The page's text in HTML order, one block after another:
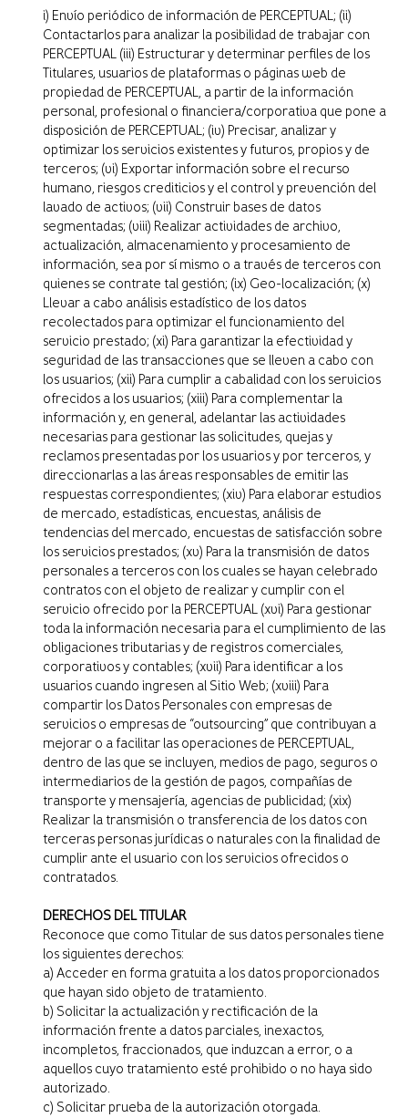
i) Envío periódico de información de PERCEPTUAL; (ii)
Contactarlos para analizar la posibilidad de trabajar con
PERCEPTUAL (iii) Estructurar y determinar perfiles de los
Titulares, usuarios de plataformas o páginas web de
propiedad de PERCEPTUAL, a partir de la información
personal, profesional o financiera/corporativa que pone a
disposición de PERCEPTUAL; (iv) Precisar, analizar y
optimizar los servicios existentes y futuros, propios y de
terceros; (vi) Exportar información sobre el recurso
humano, riesgos crediticios y el control y prevención del
lavado de activos; (vii) Construir bases de datos
segmentadas; (viii) Realizar actividades de archivo,
actualización, almacenamiento y procesamiento de
información, sea por sí mismo o a través de terceros con
quienes se contrate tal gestión; (ix) Geo-localización; (x)
Llevar a cabo análisis estadístico de los datos
recolectados para optimizar el funcionamiento del
servicio prestado; (xi) Para garantizar la efectividad y
seguridad de las transacciones que se lleven a cabo con
los usuarios; (xii) Para cumplir a cabalidad con los servicios
ofrecidos a los usuarios; (xiii) Para complementar la
información y, en general, adelantar las actividades
necesarias para gestionar las solicitudes, quejas y
reclamos presentadas por los usuarios y por terceros, y
direccionarlas a las áreas responsables de emitir las
respuestas correspondientes; (xiv) Para elaborar estudios
de mercado, estadísticas, encuestas, análisis de
tendencias del mercado, encuestas de satisfacción sobre
los servicios prestados; (xv) Para la transmisión de datos
personales a terceros con los cuales se hayan celebrado
contratos con el objeto de realizar y cumplir con el
servicio ofrecido por la PERCEPTUAL (xvi) Para gestionar
toda la información necesaria para el cumplimiento de las
obligaciones tributarias y de registros comerciales,
corporativos y contables; (xvii) Para identificar a los
usuarios cuando ingresen al Sitio Web; (xviii) Para
compartir los Datos Personales con empresas de
servicios o empresas de “outsourcing” que contribuyan a
mejorar o a facilitar las operaciones de PERCEPTUAL,
dentro de las que se incluyen, medios de pago, seguros o
intermediarios de la gestión de pagos, compañías de
transporte y mensajería, agencias de publicidad; (xix)
Realizar la transmisión o transferencia de los datos con
terceras personas jurídicas o naturales con la finalidad de
cumplir ante el usuario con los servicios ofrecidos o
contratados.
DERECHOS DEL TITULAR
Reconoce que como Titular de sus datos personales tiene
los siguientes derechos:
a) Acceder en forma gratuita a los datos proporcionados
que hayan sido objeto de tratamiento.
b) Solicitar la actualización y rectificación de la
información frente a datos parciales, inexactos,
incompletos, fraccionados, que induzcan a error, o a
aquellos cuyo tratamiento esté prohibido o no haya sido
autorizado.
c) Solicitar prueba de la autorización otorgada.